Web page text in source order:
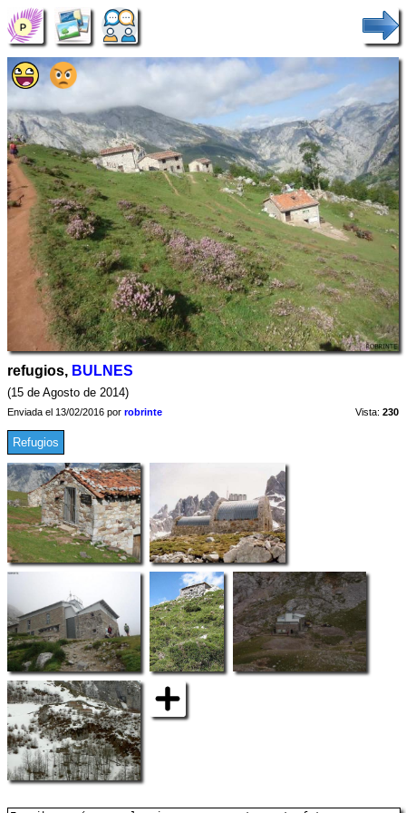
refugios, BULNES
(15 de Agosto de 2014)
Enviada el 13/02/2016 por robrinte Vista: 230
Refugios